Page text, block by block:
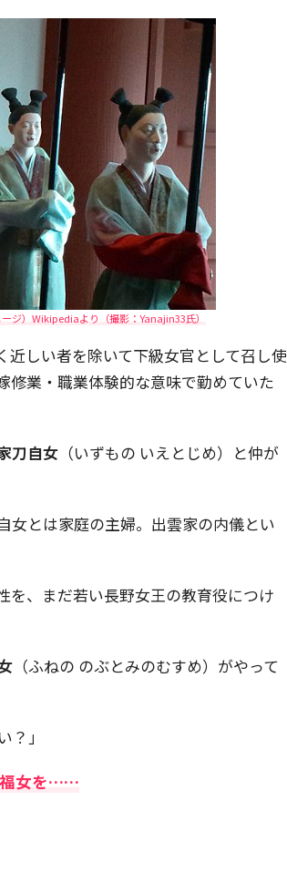
ジ）Wikipediaより（撮影：Yanajin33氏）
近しい者を除いて下級女官として召し使
修業・職業体験的な意味で勤めていた
刀自女 （いずもの いえとじめ）と仲が
女とは家庭の主婦。出雲家の内儀とい
を、まだ若い長野女王の教育役につけ
（ふねの のぶとみのむすめ）がやって
？」
福女を……